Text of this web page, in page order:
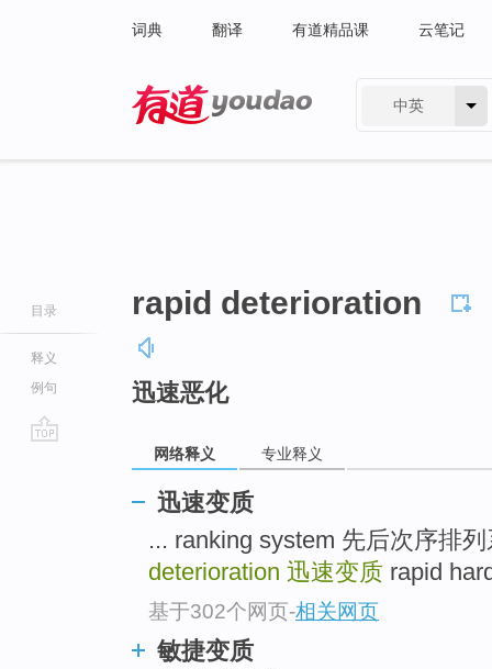
词典 翻译 有道精品课 云笔记
中英
目录
释义
例句
rapid deterioration
迅速恶化
网络释义 专业释义
迅速变质
... ranking system 先后次序排
deterioration 迅速变质 rapid
基于302个网页-相关网页
敏捷变质